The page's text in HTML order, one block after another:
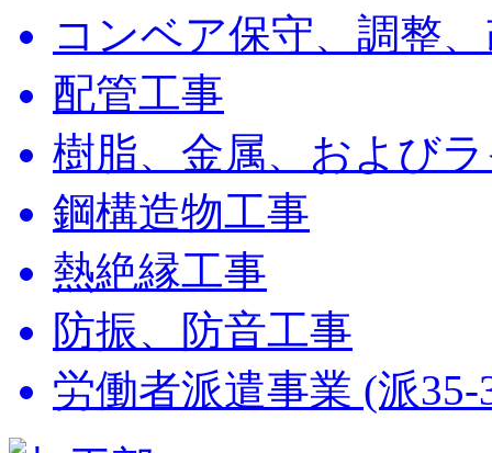
コンベア保守、調整
配管工事
樹脂、金属、および
鋼構造物工事
熱絶縁工事
防振、防音工事
労働者派遣事業 (派35-